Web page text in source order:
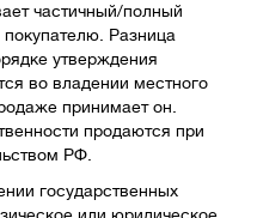
частичный/полный
Разница
утверждения
во владении местного
принимает он.
продаются при
РФ.
государственных